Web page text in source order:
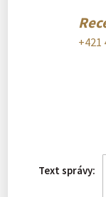
Text správy:
+421